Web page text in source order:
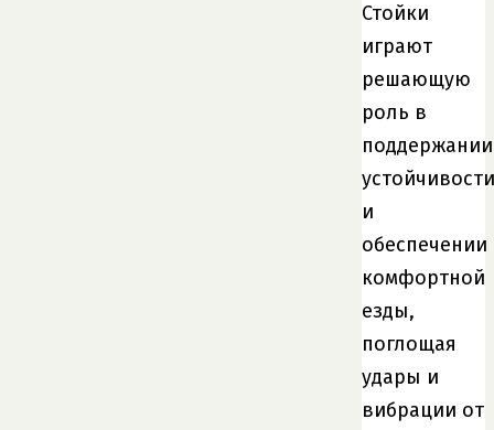
Стойки
играют
решающую
роль в
поддержании
устойчивости
и
обеспечении
комфортной
езды,
поглощая
удары и
вибрации от